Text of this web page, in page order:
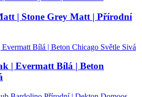
| Stone Grey Matt | Přírodní
| Evermatt Bílá | Beton